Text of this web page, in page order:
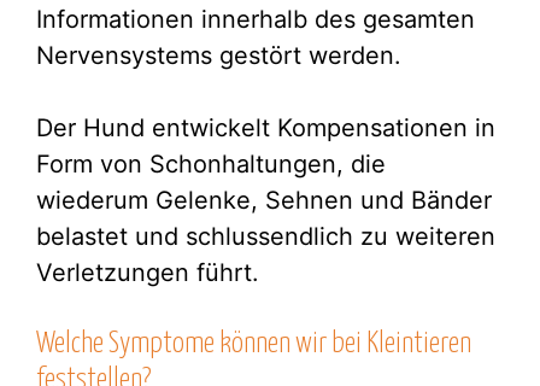
Informationen innerhalb des gesamten
Nervensystems gestört werden.
Der Hund entwickelt Kompensationen in
Form von Schonhaltungen, die
wiederum Gelenke, Sehnen und Bänder
belastet und schlussendlich zu weiteren
Verletzungen führt.
Welche Symptome können wir bei Kleintieren